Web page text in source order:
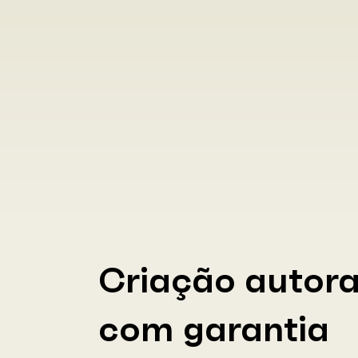
Criação
com garantia